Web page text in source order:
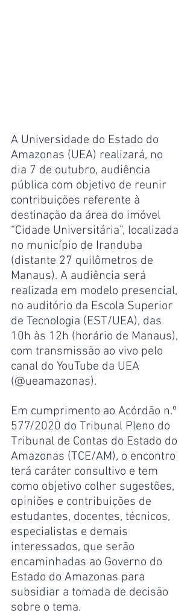
A Universidade do Estado do
Amazonas (UEA) realizará, no
dia 7 de outubro, audiência
pública com objetivo de reunir
contribuições referente à
destinação da área do imóvel
“Cidade Universitária”, localizada
no município de Iranduba
(distante 27 quilômetros de
Manaus). A audiência será
realizada em modelo presencial,
no auditório da Escola Superior
de Tecnologia (EST/UEA), das
10h às 12h (horário de Manaus),
com transmissão ao vivo pelo
canal do YouTube da UEA
(@ueamazonas).
Em cumprimento ao Acórdão n.º
577/2020 do Tribunal Pleno do
Tribunal de Contas do Estado do
Amazonas (TCE/AM), o encontro
terá caráter consultivo e tem
como objetivo colher sugestões,
opiniões e contribuições de
estudantes, docentes, técnicos,
especialistas e demais
interessados, que serão
encaminhadas ao Governo do
Estado do Amazonas para
subsidiar a tomada de decisão
sobre o tema.